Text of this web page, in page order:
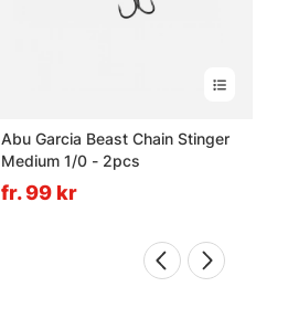
Abu Garcia Beast Chain Stinger
Medium 1/0 - 2pcs
fr. 99 kr